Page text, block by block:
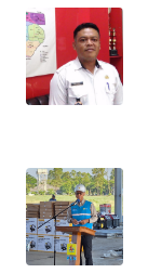
WN
LANGKAT
WN
WN
TANJUNG
LESUNG